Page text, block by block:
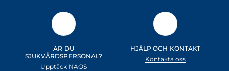
ÄR DU
SJUKVÅRDSPERSONAL?
Upptäck NAOS
HJÄLP OCH KONTAKT
Kontakta oss